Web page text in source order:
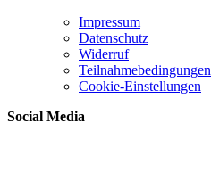
Impressum
Datenschutz
Widerruf
Teilnahmebedingungen
Cookie-Einstellungen
Social Media